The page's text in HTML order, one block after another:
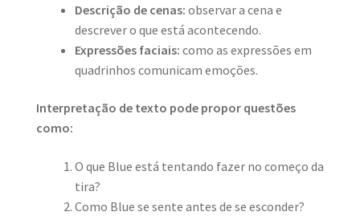
Descrição de cenas: observar a cena e
descrever o que está acontecendo.
Expressões faciais: como as expressões em
quadrinhos comunicam emoções.
Interpretação de texto pode propor questões
como:
O que Blue está tentando fazer no começo da
tira?
Como Blue se sente antes de se esconder?